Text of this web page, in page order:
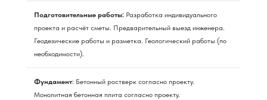
Подготовительные работы: Разработка индивидуального
проекта и расчёт сметы. Предварительный выезд инженера.
Геодезические работы и разметка. Геологический работы (по
необходимости).
Фундамент: Бетонный ростверк согласно проекту.
Монолитная бетонная плита согласно проекту.